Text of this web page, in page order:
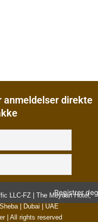
anmeldelser direkte
LLC-FZ | The Meydan Hotel,
| Dubai | UAE
| All rights reserved